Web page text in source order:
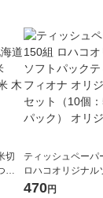
切
ぼ
産
ティッシュペーパ
ロハコオリジナル
ックティッシュ フ
470円